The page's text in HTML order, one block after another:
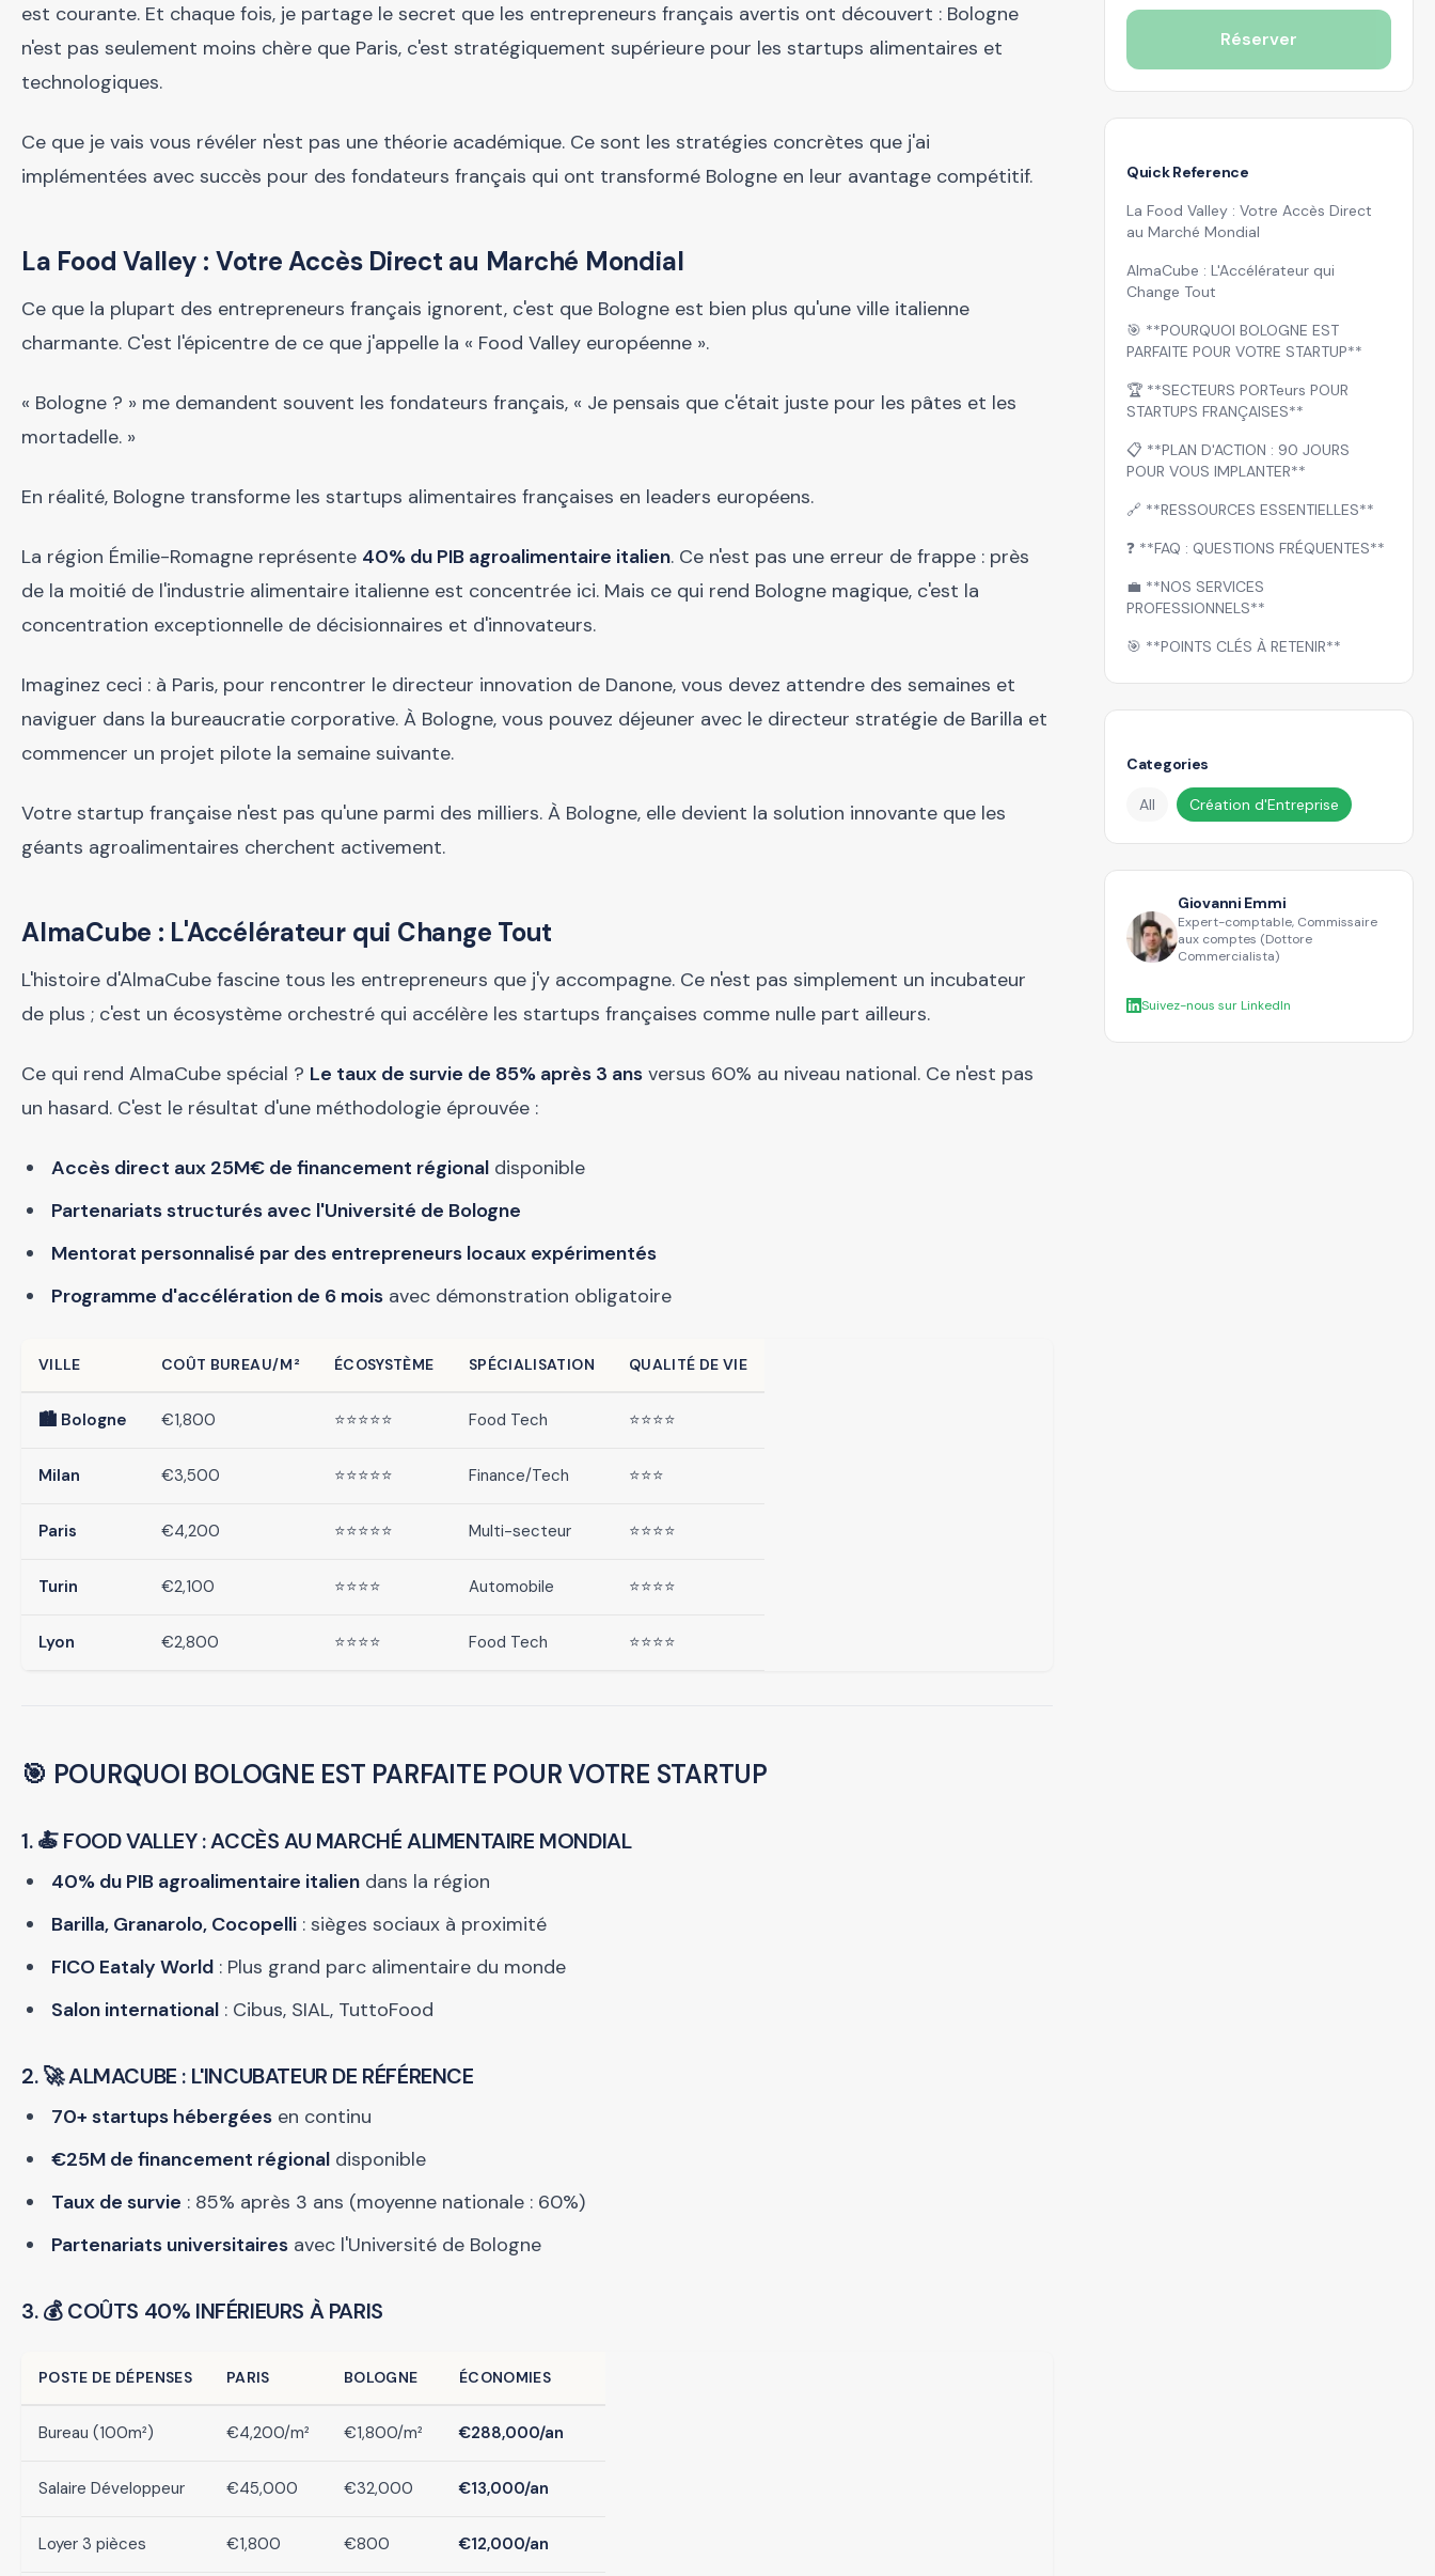
est courante. Et chaque fois, je partage le secret que les entrepreneurs français avertis ont découvert : Bologne
n'est pas seulement moins chère que Paris, c'est stratégiquement supérieure pour les startups alimentaires et
technologiques.
Ce que je vais vous révéler n'est pas une théorie académique. Ce sont les stratégies concrètes que j'ai
implémentées avec succès pour des fondateurs français qui ont transformé Bologne en leur avantage compétitif.
La Food Valley : Votre Accès Direct au Marché Mondial
Ce que la plupart des entrepreneurs français ignorent, c'est que Bologne est bien plus qu'une ville italienne
charmante. C'est l'épicentre de ce que j'appelle la « Food Valley européenne ».
« Bologne ? » me demandent souvent les fondateurs français, « Je pensais que c'était juste pour les pâtes et les
mortadelle. »
En réalité, Bologne transforme les startups alimentaires françaises en leaders européens.
La région Émilie-Romagne représente 40% du PIB agroalimentaire italien. Ce n'est pas une erreur de frappe : près
de la moitié de l'industrie alimentaire italienne est concentrée ici. Mais ce qui rend Bologne magique, c'est la
concentration exceptionnelle de décisionnaires et d'innovateurs.
Imaginez ceci : à Paris, pour rencontrer le directeur innovation de Danone, vous devez attendre des semaines et
naviguer dans la bureaucratie corporative. À Bologne, vous pouvez déjeuner avec le directeur stratégie de Barilla et
commencer un projet pilote la semaine suivante.
Votre startup française n'est pas qu'une parmi des milliers. À Bologne, elle devient la solution innovante que les
géants agroalimentaires cherchent activement.
AlmaCube : L'Accélérateur qui Change Tout
L'histoire d'AlmaCube fascine tous les entrepreneurs que j'y accompagne. Ce n'est pas simplement un incubateur
de plus ; c'est un écosystème orchestré qui accélère les startups françaises comme nulle part ailleurs.
Ce qui rend AlmaCube spécial ? Le taux de survie de 85% après 3 ans versus 60% au niveau national. Ce n'est pas
un hasard. C'est le résultat d'une méthodologie éprouvée :
Accès direct aux 25M€ de financement régional disponible
Partenariats structurés avec l'Université de Bologne
Mentorat personnalisé par des entrepreneurs locaux expérimentés
Programme d'accélération de 6 mois avec démonstration obligatoire
VILLE COÛT BUREAU/M² ÉCOSYSTÈME SPÉCIALISATION QUALITÉ DE VIE
🏙️ Bologne €1,800 ⭐⭐⭐⭐⭐ Food Tech ⭐⭐⭐⭐
Milan €3,500 ⭐⭐⭐⭐⭐ Finance/Tech ⭐⭐⭐
Paris €4,200 ⭐⭐⭐⭐⭐ Multi-secteur ⭐⭐⭐⭐
Turin €2,100 ⭐⭐⭐⭐ Automobile ⭐⭐⭐⭐
Lyon €2,800 ⭐⭐⭐⭐ Food Tech ⭐⭐⭐⭐
🎯 POURQUOI BOLOGNE EST PARFAITE POUR VOTRE STARTUP
1. 🍝 FOOD VALLEY : ACCÈS AU MARCHÉ ALIMENTAIRE MONDIAL
40% du PIB agroalimentaire italien dans la région
Barilla, Granarolo, Cocopelli : sièges sociaux à proximité
FICO Eataly World : Plus grand parc alimentaire du monde
Salon international : Cibus, SIAL, TuttoFood
2. 🚀 ALMACUBE : L'INCUBATEUR DE RÉFÉRENCE
70+ startups hébergées en continu
€25M de financement régional disponible
Taux de survie : 85% après 3 ans (moyenne nationale : 60%)
Partenariats universitaires avec l'Université de Bologne
3. 💰 COÛTS 40% INFÉRIEURS À PARIS
POSTE DE DÉPENSES PARIS BOLOGNE ÉCONOMIES
Bureau (100m²) €4,200/m² €1,800/m² €288,000/an
Salaire Développeur €45,000 €32,000 €13,000/an
Loyer 3 pièces €1,800 €800 €12,000/an
Réserver
Quick Reference
La Food Valley : Votre Accès Direct
au Marché Mondial
AlmaCube : L'Accélérateur qui
Change Tout
🎯 **POURQUOI BOLOGNE EST
PARFAITE POUR VOTRE STARTUP**
🏆 **SECTEURS PORTeurs POUR
STARTUPS FRANÇAISES**
📋 **PLAN D'ACTION : 90 JOURS
POUR VOUS IMPLANTER**
🔗 **RESSOURCES ESSENTIELLES**
❓ **FAQ : QUESTIONS FRÉQUENTES**
💼 **NOS SERVICES
PROFESSIONNELS**
🎯 **POINTS CLÉS À RETENIR**
Categories
All Création d'Entreprise
Giovanni Emmi
Expert-comptable, Commissaire
aux comptes (Dottore
Commercialista)
Suivez-nous sur LinkedIn